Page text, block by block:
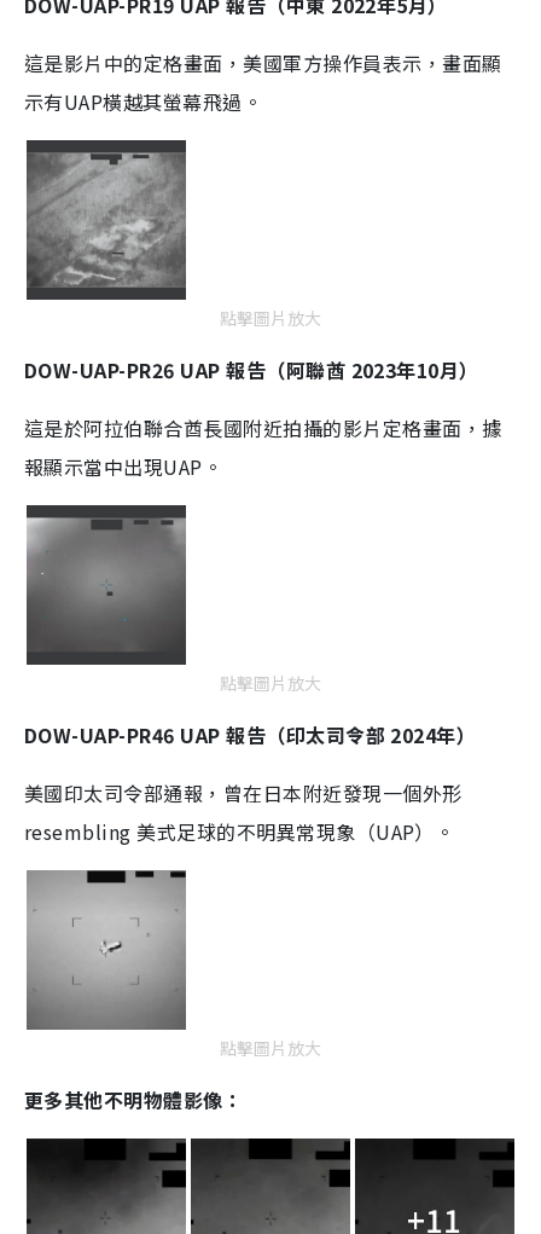
這是影片中的定格畫面，美國軍方操作員表示，畫面顯
示有UAP橫越其螢幕飛過。
點擊圖片放大
DOW-UAP-PR26 UAP 報告（阿聯酋 2023年10月）
這是於阿拉伯聯合酋長國附近拍攝的影片定格畫面，據
報顯示當中出現UAP。
點擊圖片放大
DOW-UAP-PR46 UAP 報告（印太司令部 2024年）
美國印太司令部通報，曾在日本附近發現一個外形
resembling 美式足球的不明異常現象（UAP）。
點擊圖片放大
更多其他不明物體影像：
+11